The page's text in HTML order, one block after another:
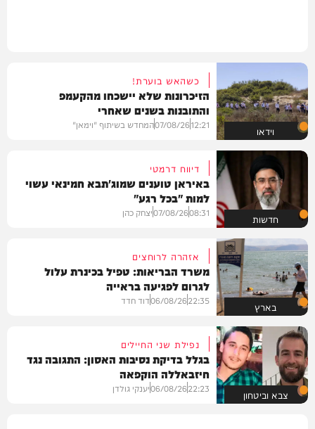
וידאו
כשהאש בוערת!
הזיכרונות שלא יישכחו מהקעמפ
והתובנות בשנים שאחרי
12:21
07/08/26המחדש בשיתוף "וימאן"
חדשות
דיווח דרמטי
באיראן טוענים שמוג'תבא חמינאי עשוי
למות "בכל רגע"
08:31
07/08/26יצחק כהן
בארץ
אזהרה לרוחצים
משרד הבריאות: טפיל בכינרת עלול
לגרום לפגיעה בראייה
22:35
06/08/26דוד חדד
צבא וביטחון
נפילת שני החיילים
בגלל בדיקת נסיבות האסון: התגובה נגד
חיזבאללה הוקפאה
22:23
06/08/26יענקי גולדן